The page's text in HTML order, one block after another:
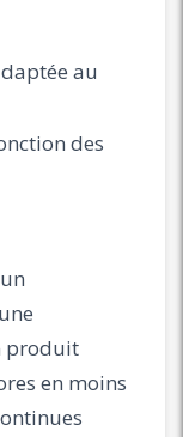
au
des
produit
en moins